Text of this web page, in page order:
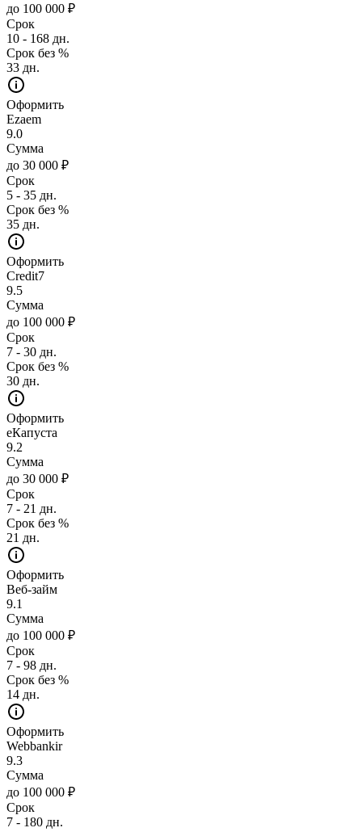
до 100 000 ₽
Срок
10 - 168 дн.
Срок без %
33 дн.
Оформить
Ezaem
9.0
Сумма
до 30 000 ₽
Срок
5 - 35 дн.
Срок без %
35 дн.
Оформить
Credit7
9.5
Сумма
до 100 000 ₽
Срок
7 - 30 дн.
Срок без %
30 дн.
Оформить
еКапуста
9.2
Сумма
до 30 000 ₽
Срок
7 - 21 дн.
Срок без %
21 дн.
Оформить
Веб-займ
9.1
Сумма
до 100 000 ₽
Срок
7 - 98 дн.
Срок без %
14 дн.
Оформить
Webbankir
9.3
Сумма
до 100 000 ₽
Срок
7 - 180 дн.